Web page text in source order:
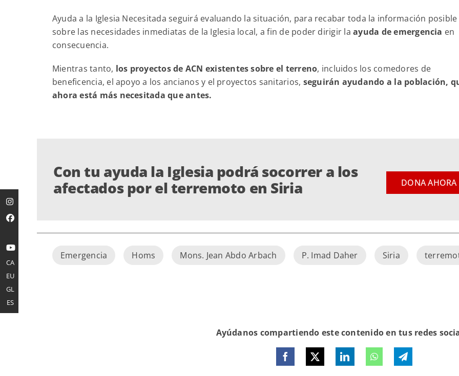
Ayuda a la Iglesia Necesitada seguirá evaluando la situación, para recabar toda la información posible
sobre las necesidades inmediatas de la Iglesia local, a fin de poder dirigir laayuda de emergencia en
consecuencia.
Mientras tanto, los proyectos de ACN existentes sobre el terreno, incluidos los comedores de
beneficencia, el apoyo a los ancianos y el proyectos sanitarios, seguirán ayudando a la población,
ahora está más necesitada que antes.
Con tu ayuda la Iglesia podrá socorrer a los
afectados por el terremoto en Siria
DONA AHORA
Emergencia Homs Mons. Jean Abdo Arbach P. Imad Daher Siria
Ayúdanos compartiendo este contenido en tus redes
CA
EU
GL
ES